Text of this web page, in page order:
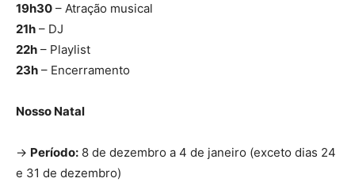
19h30 – Atração musical
21h – DJ
22h – Playlist
23h – Encerramento
Nosso Natal
→ Período: 8 de dezembro a 4 de janeiro (exceto dias 24
e 31 de dezembro)